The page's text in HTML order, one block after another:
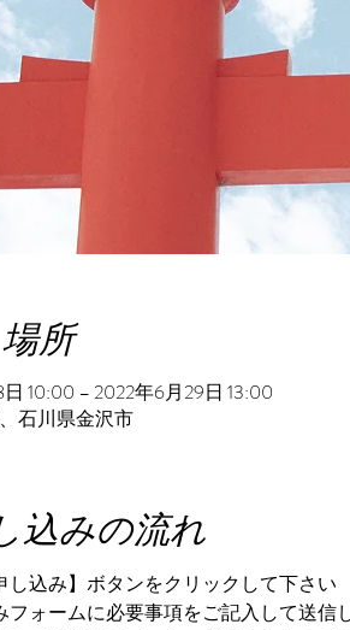
所
10:00 – 2022年6月29日 13:00
石川県金沢市
込みの流れ
込み】ボタンをクリックして下さい
ォームに必要事項をご記入して送信